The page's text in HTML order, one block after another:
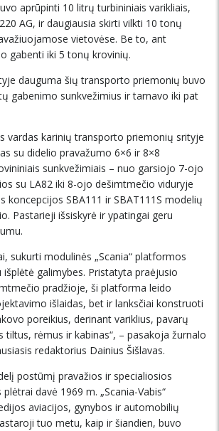
aprūpinti 10 litrų turbininiais varikliais,
AG, ir daugiausia skirti vilkti 10 tonų
vietovėse. Be to, ant
gabenti iki 5 tonų krovinių.
dauguma šių transporto priemonių buvo
gabenimo sunkvežimius ir tarnavo iki pat
vardas karinių transporto priemonių srityje
su didelio pravažumo 6×6 ir 8×8
sunkvežimiais – nuo garsiojo 7-ojo
su LA82 iki 8-ojo dešimtmečio viduryje
koncepcijos SBA111 ir SBAT111S modelių
Pastarieji išsiskyrė ir ypatingai geru
sukurti modulinės „Scania“ platformos
išplėtė galimybes. Pristatyta praėjusio
pradžioje, ši platforma leido
išlaidas, bet ir lanksčiai konstruoti
poreikius, derinant variklius, pavarų
tiltus, rėmus ir kabinas“, – pasakoja žurnalo
redaktorius Dainius Šišlavas.
postūmį pravažios ir specialiosios
davė 1969 m. „Scania-Vabis“
aviacijos, gynybos ir automobilių
tuo metu, kaip ir šiandien, buvo